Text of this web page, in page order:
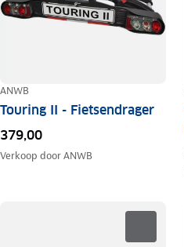
ANWB
Touring II - Fietsendrager
379,00
Verkoop doorANWB